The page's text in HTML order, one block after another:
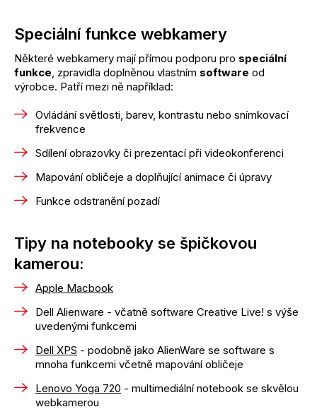
Speciální funkce webkamery
Některé webkamery mají přímou podporu pro speciální
funkce, zpravidla doplněnou vlastním software od
výrobce. Patří mezi ně například:
Ovládání světlosti, barev, kontrastu nebo snímkovací
frekvence
Sdílení obrazovky či prezentací při videokonferenci
Mapování obličeje a doplňující animace či úpravy
Funkce odstranění pozadí
Tipy na notebooky se špičkovou
kamerou:
Apple Macbook
Dell Alienware - včatně software Creative Live! s výše
uvedenými funkcemi
Dell XPS - podobně jako AlienWare se software s
mnoha funkcemi včetně mapování obličeje
Lenovo Yoga 720 - multimediální notebook se skvělou
webkamerou